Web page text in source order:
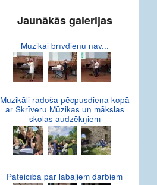
Jaunākās galerijas
Mūzikai brīvdienu nav...
Muzikāli radoša pēcpusdiena kopā
ar Skrīveru Mūzikas un mākslas
skolas audzēkņiem
Pateicība par labajiem darbiem